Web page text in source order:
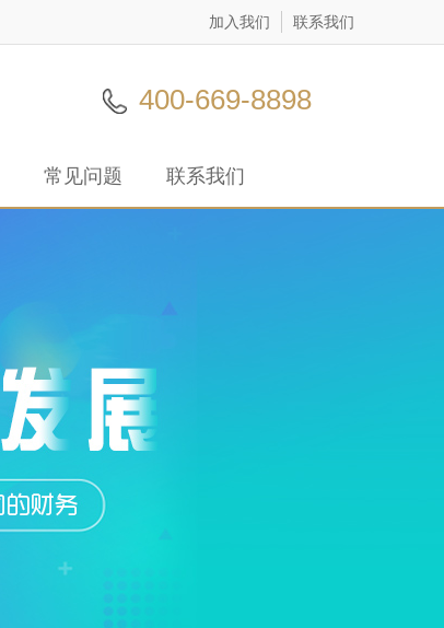
加入我们 联系我们
400-669-8898
常见问题 联系我们